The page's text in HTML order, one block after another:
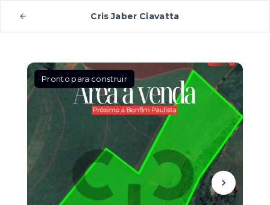
Cris Jaber Ciavatta
Pronto para construir